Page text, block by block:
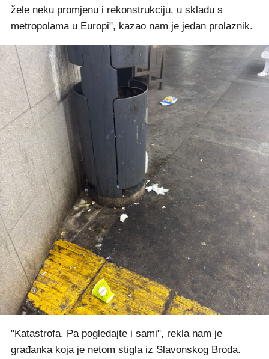
žele neku promjenu i rekonstrukciju, u skladu s
metropolama u Europi", kazao nam je jedan prolaznik.
"Katastrofa. Pa pogledajte i sami", rekla nam je
građanka koja je netom stigla iz Slavonskog Broda.